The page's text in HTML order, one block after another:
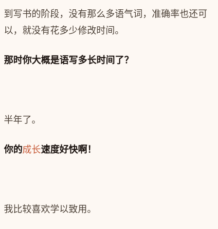
到写书的阶段，没有那么多语气词，准确率也还可
以，就没有花多少修改时间。
那时你大概是语写多长时间了？‍‍
半年了。‍‍
你的成长速度好快啊！
我比较喜欢学以致用。